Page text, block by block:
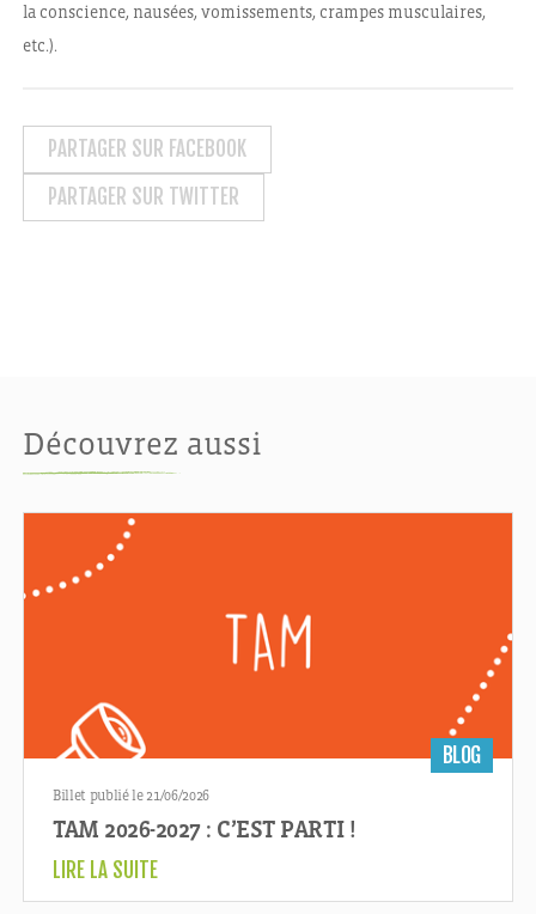
la conscience, nausées, vomissements, crampes musculaires,
etc.).
PARTAGER SUR FACEBOOK
PARTAGER SUR TWITTER
Découvrez aussi
BLOG
Billet publié le 21/06/2026
TAM 2026-2027 : C’EST PARTI !
LIRE LA SUITE